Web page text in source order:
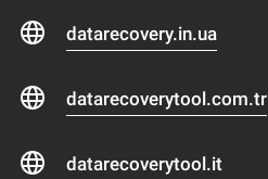
datarecovery.in.ua
datarecoverytool.com.tr
datarecoverytool.it